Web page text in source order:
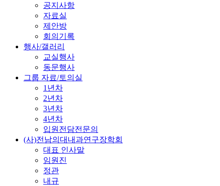
공지사항
자료실
제안방
회의기록
행사/갤러리
교실행사
동문행사
그룹 자료/토의실
1년차
2년차
3년차
4년차
입원전담전문의
(사)전남의대내과연구장학회
대표 인사말
임원진
정관
내규